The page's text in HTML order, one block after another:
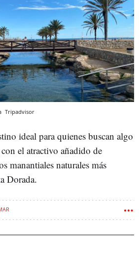
Tripadvisor
ideal para quienes buscan algo
el atractivo añadido de
manantiales naturales más
Dorada.